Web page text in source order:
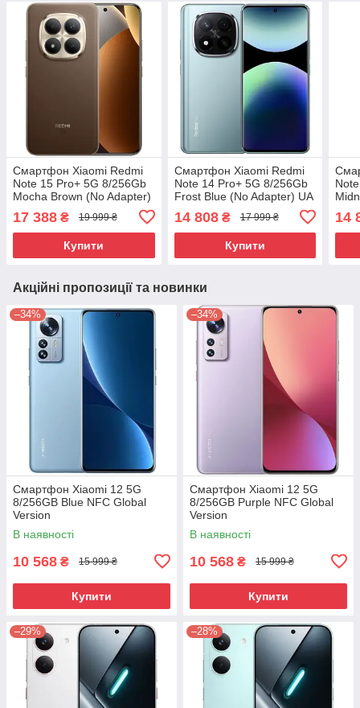
Смартфон Xiaomi Redmi
Note 15 Pro+ 5G 8/256Gb
Mocha Brown (No Adapter)
17 388 ₴ 19 999 ₴
Купити
Смартфон Xiaomi Redmi
Note 14 Pro+ 5G 8/256Gb
Frost Blue (No Adapter) UA
14 808₴ 17 999 ₴
Купити
14
Акційні пропозиції та новинки
–34%
Смартфон Xiaomi 12 5G
8/256GB Blue NFC Global
Version
В наявності
10 568 ₴ 15 999 ₴
Купити
–34%
Смартфон Xiaomi 12 5G
8/256GB Purple NFC Global
Version
В наявності
10 568 ₴ 15 999 ₴
Купити
–29% –28%